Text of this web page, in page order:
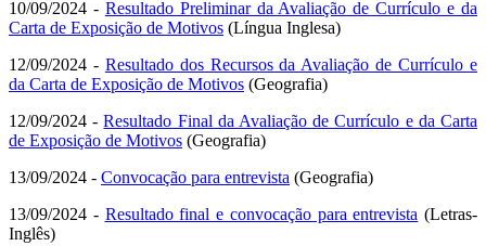
10/09/2024 - Resultado Preliminar da Avaliação de Currículo e da
Carta de Exposição de Motivos (Língua Inglesa)
12/09/2024 - Resultado dos Recursos da Avaliação de Currículo e
da Carta de Exposição de Motivos (Geografia)
12/09/2024 -Resultado Final da Avaliação de Currículo e da Carta
de Exposição de Motivos (Geografia)
13/09/2024 - Convocação para entrevista (Geografia)
13/09/2024 - Resultado final e convocação para entrevista (Letras-
Inglês)